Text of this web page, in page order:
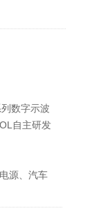
数字示波
自主研发
源、汽车